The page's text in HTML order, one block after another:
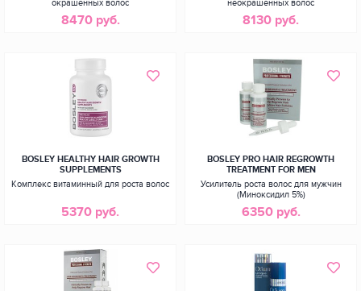
окрашенных волос
8470 руб.
неокрашенных волос
8130 руб.
BOSLEY HEALTHY HAIR GROWTH
SUPPLEMENTS
Комплекс витаминный для роста волос
5370 руб.
BOSLEY PRO HAIR REGROWTH
TREATMENT FOR MEN
Усилитель роста волос для мужчин
(Миноксидил 5%)
6350 руб.